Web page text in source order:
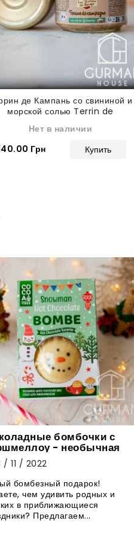
де Кампань со свининой и
морской солью Terrin de
180 г
Нет в наличии
Грн
Купить
бомбочки с
- необычная
из Великобритания.
/ 11 / 2022
бомбезный подарок!
чем удивить родных и
в приближающиеся
Предлагаем...